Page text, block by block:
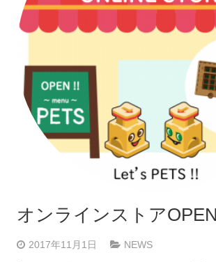
お問合せ
オンラインストアOPEN
2017年11月1日 NEWS